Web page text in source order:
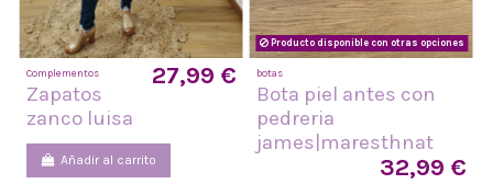
Complementos
Zapatos
zanco luisa
27,99 €
Añadir al carrito
Producto disponible con otras opciones
botas
Bota piel antes con
pedreria
james|maresthnat
32,99 €